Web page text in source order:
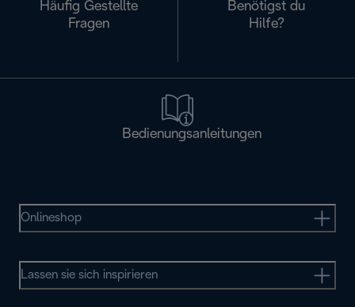
Häufig Gestellte
Fragen
Benötigst du
Hilfe?
Bedienungsanleitungen
Onlineshop
Lassen sie sich inspirieren